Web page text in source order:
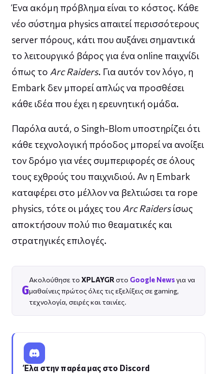
Ένα ακόμη πρόβλημα είναι το κόστος. Κάθε
νέο σύστημα physics απαιτεί περισσότερους
server πόρους, κάτι που αυξάνει σημαντικά
το λειτουργικό βάρος για ένα online παιχνίδι
όπως το Arc Raiders. Για αυτόν τον λόγο, η
Embark δεν μπορεί απλώς να προσθέσει
κάθε ιδέα που έχει η ερευνητική ομάδα.
Παρόλα αυτά, ο Singh-Blom υποστηρίζει ότι
κάθε τεχνολογική πρόοδος μπορεί να ανοίξει
τον δρόμο για νέες συμπεριφορές σε όλους
τους εχθρούς του παιχνιδιού. Αν η Embark
καταφέρει στο μέλλον να βελτιώσει τα rope
physics, τότε οι μάχες του Arc Raidersίσως
αποκτήσουν πολύ πιο θεαματικές και
στρατηγικές επιλογές.
G
Ακολούθησε το XPLAYGR στο Google Newsγια να
μαθαίνεις πρώτος όλες τις εξελίξεις σε gaming,
τεχνολογία, σειρές και ταινίες.
Έλα στην παρέα μας στο Discord